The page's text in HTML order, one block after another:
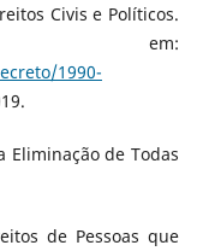
Civis e Políticos.
em:
1990-
Eliminação de Todas
de Pessoas que